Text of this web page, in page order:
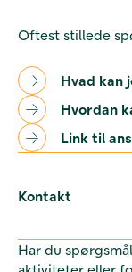
Oftest stillede
Hvad kan
Hvordan
Link til
Kontakt
Har du